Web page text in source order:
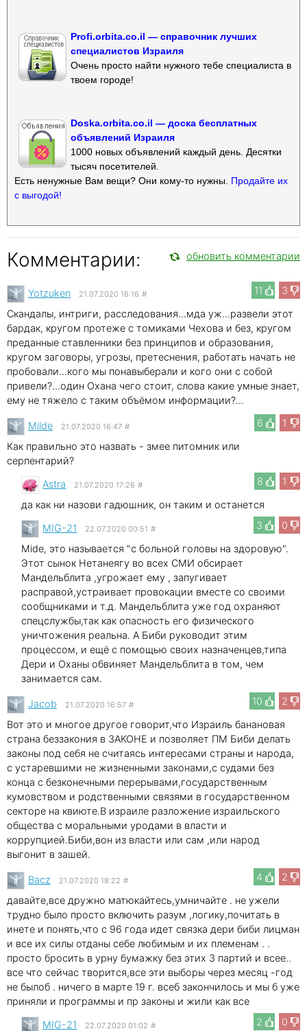
Profi.orbita.co.il — справочник лучших
специалистов Израиля
Очень просто найти нужного тебе специалиста в
твоем городе!
Doska.orbita.co.il — доска бесплатных
объявлений Израиля
1000 новых объявлений каждый день. Десятки
тысяч посетителей.
Есть ненужные Вам вещи? Они кому-то нужны. Продайте их
с выгодой!
Комментарии: обновить комментарии
11 3
Yotzuken 21.07.2020 16:16 #
Скандалы, интриги, расследования...мда уж...развели этот
бардак, кругом протеже с томиками Чехова и без, кругом
преданные ставленники без принципов и образования,
кругом заговоры, угрозы, претеснения, работать начать не
пробовали...кого мы понавыберали и кого они с собой
привели?...один Охана чего стоит, слова какие умные знает,
ему не тяжело с таким объёмом информации?...
6
1
Milde 21.07.2020 16:47 #
Как правильно это назвать - змее питомник или
серпентарий?
8
1
Astra 21.07.2020 17:26 #
да как ни назови гадюшник, он таким и останется
3
0
MIG-21 22.07.2020 00:51 #
Mide, это называется "с больной головы на здоровую".
Этот сынок Нетанеягу во всех СМИ обсирает
Мандельблита ,угрожает ему , запугивает
расправой,устраивает провокации вместе со своими
сообщниками и т.д. Мандельблита уже год охраняют
спецслужбы,так как опасность его физического
уничтожения реальна. А Биби руководит этим
процессом, и ещё с помощью своих назначенцев,типа
Дери и Оханы обвиняет Мандельблита в том, чем
занимается сам.
10
2
Jacob 21.07.2020 16:57 #
Вот это и многое другое говорит,что Израиль банановая
страна беззакония в ЗАКОНЕ и позволяет ПМ Биби делать
законы под себя не считаясь интересами страны и народа,
с устаревшими не жизненными законами,с судами без
конца с безконечными перерывами,государственным
кумовством и родственными связями в государственном
секторе на квиюте.В израиле разложение израильского
общества с моральными уродами в власти и
коррупцией.Биби,вон из власти или сам ,или народ
выгонит в зашей.
4
2
Bacz 21.07.2020 18:22 #
давайте,все дружно матюкайтесь,умничайте . не ужели
трудно было просто включить разум ,логику,почитать в
инете и понять,что с 96 года идет связка дери биби лицман
и все их силы отданы себе любимым и их племенам . .
просто бросить в урну бумажку без этих 3 партий и всее..
все что сейчас творится,все эти выборы через месяц -год
не былоб . ничего в марте 19 г. всеб закончилось и мы б уже
приняли и программы и пр законы и жили как все
2
0
MIG-21 22.07.2020 01:02 #